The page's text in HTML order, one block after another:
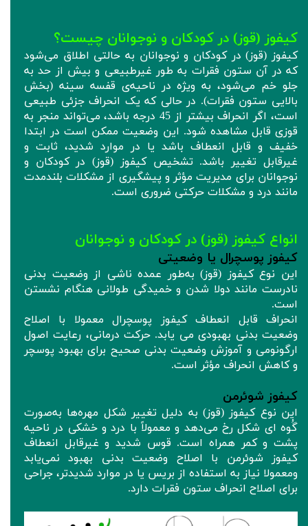
کیفوز (قوز) در کودکان و نوجوانان چیست؟
کیفوز (قوز) در کودکان و نوجوانان به حالتی اطلاق می‌شود
که در آن ستون فقرات به‌ طور غیرطبیعی و بیش از حد به
جلو خم می‌شود، به ویژه در ناحیه‌ی قفسه سینه (بخش
بالایی ستون فقرات). در حالی که یک انحراف جزئی طبیعی
است، اگر انحراف بیشتر از 45 درجه باشد، می‌تواند منجر به
قوزی قابل مشاهده شود. این وضعیت ممکن است در ابتدا
خفیف و قابل انعطاف باشد یا در موارد شدید، ثابت و
غیرقابل تغییر باشد. تشخیص کیفوز (قوز) در کودکان و
نوجوانان برای مدیریت مؤثر و پیشگیری از مشکلات بلندمدت
مانند درد و مشکلات حرکتی ضروری است.
انواع کیفوز (قوز) در کودکان و نوجوانان
کیفوز پوسچرال یا وضعیتی
این نوع کیفوز (قوز) به‌طور عمده ناشی از وضعیت بدنی
نادرست مانند دولا شدن و خمیدگی طولانی هنگام نشستن
است.
انحراف قابل انعطاف کیفوز پوسچرال معمولا با اصلاح
وضعیت بدنی بهبودی می یابد. حرکت درمانی، رعایت اصول
ارگونومی و آموزش وضعیت بدنی صحیح برای بهبود پوسچر
و کاهش انحراف مؤثر است.
کیفوز شوئرمن
این نوع کیفوز (قوز) به دلیل تغییر شکل مهره‌ها به‌صورت
گُوه ای شکل رخ می‌دهد و معمولاً با درد و خشکی در ناحیه
پشت و کمر همراه است. قوس شدید و غیرقابل انعطاف
کیفوز شوئرمن با اصلاح وضعیت بدنی بهبود نمی‌یابد
ومعمولا نیاز به استفاده از بریس یا در موارد شدیدتر، جراحی
برای اصلاح انحراف ستون فقرات دارد.